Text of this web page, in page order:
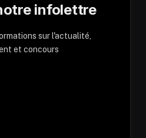
infolettre
sur l'actualité,
et concours